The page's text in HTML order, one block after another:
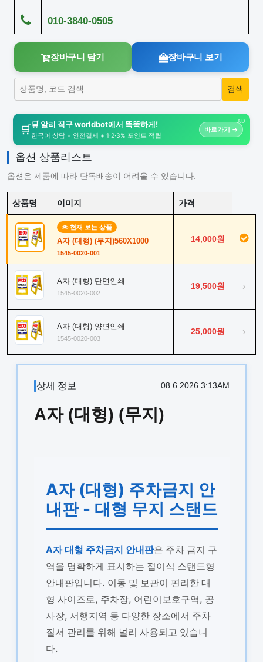
010-3840-0505
장바구니 담기 장바구니 보기
AD
🛒🛒 알리 직구 worldbot에서 똑똑하게!
한국어 상담 + 안전결제 + 1·2·3% 포인트 적립
바로가기 →
옵션 상품리스트
옵션은 제품에 따라 단독배송이 어려울 수 있습니다.
상품명 이미지 가격
현재 보는 상품
A자 (대형) (무지)560X1000
1545-0020-001
14,000원
A자 (대형) 단면인쇄
1545-0020-002
19,500원 ›
A자 (대형) 양면인쇄
1545-0020-003
25,000원 ›
상세 정보 08 6 2026 3:13AM
A자 (대형) (무지)
A자 (대형) 주차금지 안
내판 - 대형 무지 스탠드
A자 대형 주차금지 안내판은 주차 금지 구
역을 명확하게 표시하는 접이식 스탠드형
안내판입니다. 이동 및 보관이 편리한 대
형 사이즈로, 주차장, 어린이보호구역, 공
사장, 서행지역 등 다양한 장소에서 주차
질서 관리를 위해 널리 사용되고 있습니
다.